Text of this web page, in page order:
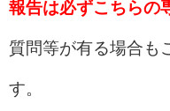
報告は必ずこちらの
質問等が有る場合も
す。